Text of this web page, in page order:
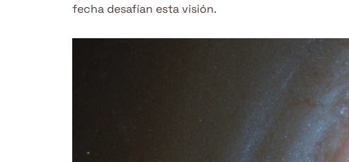
fecha desafían esta visión.